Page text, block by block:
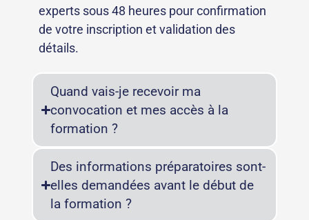
experts sous 48 heures pour confirmation
de votre inscription et validation des
détails.
Quand vais-je recevoir ma
convocation et mes accès à la
formation ?
Des informations préparatoires sont-
elles demandées avant le début de
la formation ?